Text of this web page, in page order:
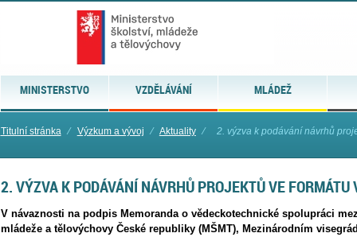
MINISTERSTVO VZDĚLÁVÁNÍ MLÁDEŽ
Titulní stránka ⁄ Výzkum a vývoj ⁄ Aktuality ⁄ 2. výzva k podávání návrhů
2. VÝZVA K PODÁVÁNÍ NÁVRHŮ PROJEKTŮ VE
V návaznosti na podpis Memoranda o vědeckotechnické spolupráci
mládeže a tělovýchovy České republiky (MŠMT), Mezinárodním